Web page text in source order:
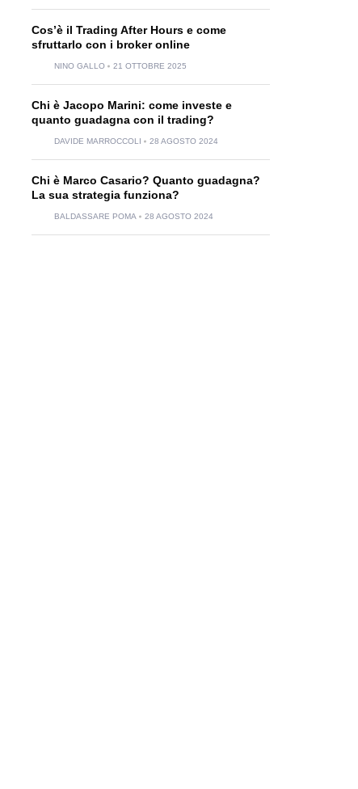
Cos’è il Trading After Hours e come
sfruttarlo con i broker online
NINO GALLO 21 OTTOBRE 2025
Chi è Jacopo Marini: come investe e
quanto guadagna con il trading?
DAVIDE MARROCCOLI 28 AGOSTO 2024
Chi è Marco Casario? Quanto guadagna?
La sua strategia funziona?
BALDASSARE POMA 28 AGOSTO 2024